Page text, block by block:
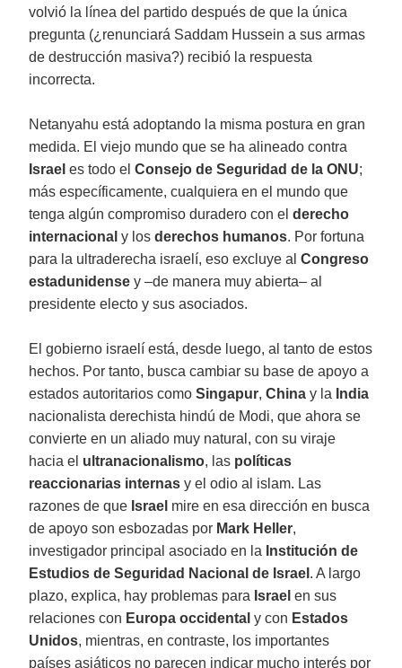
volvió la línea del partido después de que la única
pregunta (¿renunciará Saddam Hussein a sus armas
de destrucción masiva?) recibió la respuesta
incorrecta.
Netanyahu está adoptando la misma postura en gran
medida. El viejo mundo que se ha alineado contra
Israel es todo elConsejo de Seguridad de la ONU;
más específicamente, cualquiera en el mundo que
tenga algún compromiso duradero con elderecho
internacional y losderechos humanos. Por fortuna
para la ultraderecha israelí, eso excluye alCongreso
estadunidense y –de manera muy abierta– al
presidente electo y sus asociados.
El gobierno israelí está, desde luego, al tanto de estos
hechos. Por tanto, busca cambiar su base de apoyo a
estados autoritarios comoSingapur,China y la India
nacionalista derechista hindú de Modi, que ahora se
convierte en un aliado muy natural, con su viraje
hacia el ultranacionalismo, las políticas
reaccionarias internas y el odio al islam. Las
razones de que Israel mire en esa dirección en busca
de apoyo son esbozadas por Mark Heller,
investigador principal asociado en la Institución de
Estudios de Seguridad Nacional de Israel . A largo
plazo, explica, hay problemas para Israel en sus
relaciones con Europa occidental y con Estados
Unidos, mientras, en contraste, los importantes
países asiáticos no parecen indicar mucho interés por